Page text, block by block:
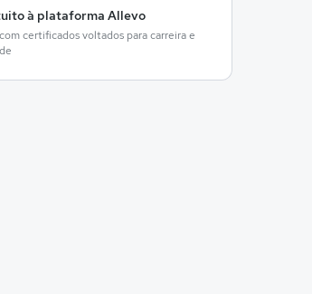
à plataforma Allevo
certificados voltados para carreira e